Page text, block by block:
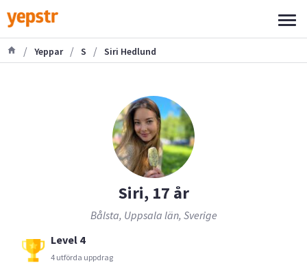
/ Yeppar / S / Siri Hedlund
Siri, 17 år
Bålsta, Uppsala län, Sverige
Level 4
4 utförda uppdrag